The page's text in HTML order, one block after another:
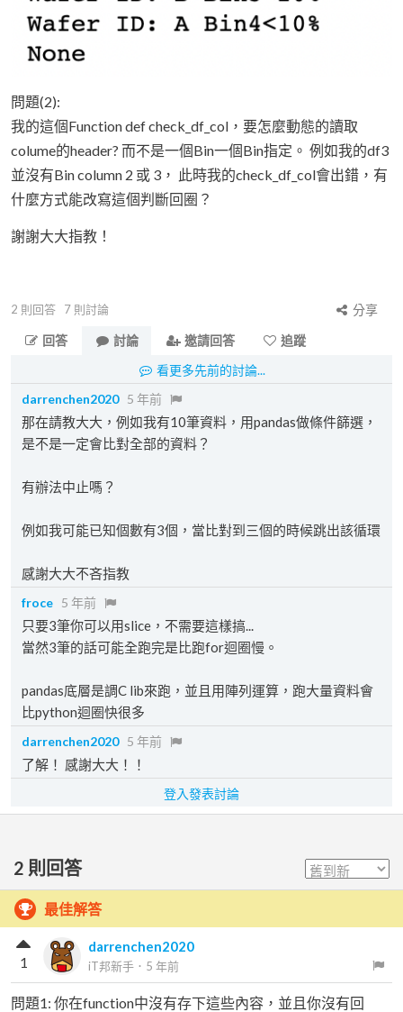
問題(2):
我的這個Function def check_df_col，要怎麼動態的讀取
colume的header? 而不是一個Bin一個Bin指定。 例如我的df3
並沒有Bin column 2 或 3， 此時我的check_df_col會出錯，有
什麼方式能改寫這個判斷回圈？
謝謝大大指教！
2 則回答 7 則討論
分享
回答
討論 邀請回答
追蹤
看更多先前的討論...
darrenchen2020 5 年前
那在請教大大，例如我有10筆資料，用pandas做條件篩選，
是不是一定會比對全部的資料？
有辦法中止嗎？
例如我可能已知個數有3個，當比對到三個的時候跳出該循環
感謝大大不吝指教
froce 5 年前
只要3筆你可以用slice，不需要這樣搞...
當然3筆的話可能全跑完是比跑for迴圈慢。
pandas底層是調C lib來跑，並且用陣列運算，跑大量資料會
比python迴圈快很多
darrenchen2020 5 年前
了解！ 感謝大大！！
登入發表討論
2 則回答
最佳解答
darrenchen2020
iT邦新手 ． 5 年前
1
問題1: 你在function中沒有存下這些內容，並且你沒有回